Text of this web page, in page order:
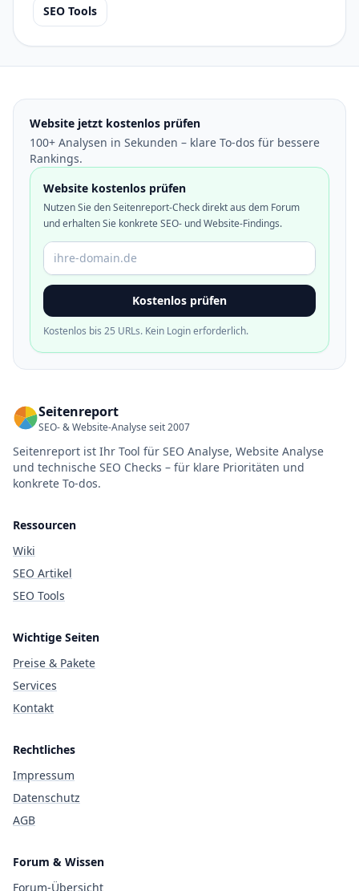
SEO Tools
Website jetzt kostenlos prüfen
100+ Analysen in Sekunden – klare To-dos für bessere
Rankings.
Website kostenlos prüfen
Nutzen Sie den Seitenreport-Check direkt aus dem Forum
und erhalten Sie konkrete SEO- und Website-Findings.
Domain oder URL
Kostenlos prüfen
Kostenlos bis 25 URLs. Kein Login erforderlich.
Seitenreport
SEO- & Website-Analyse seit 2007
Seitenreport ist Ihr Tool für SEO Analyse, Website Analyse
und technische SEO Checks – für klare Prioritäten und
konkrete To-dos.
Ressourcen
Wiki
SEO Artikel
SEO Tools
Wichtige Seiten
Preise & Pakete
Services
Kontakt
Rechtliches
Impressum
Datenschutz
AGB
Forum & Wissen
Forum-Übersicht